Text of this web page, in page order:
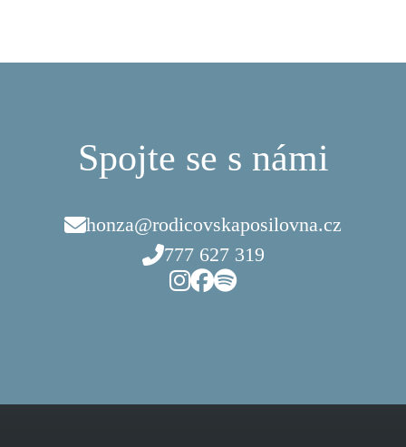
Spojte se s námi
honza@rodicovskaposilovna.cz
777 627 319